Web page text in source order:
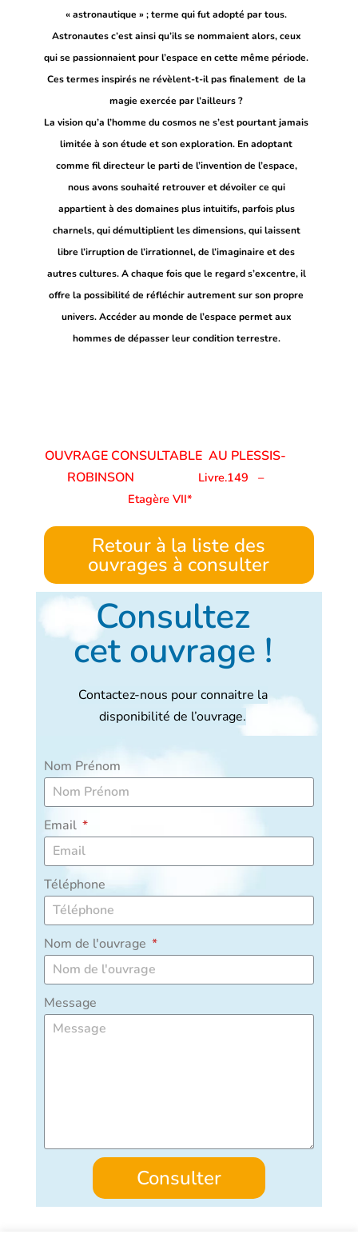
« astronautique » ; terme qui fut adopté par tous.
Astronautes c’est ainsi qu’ils se nommaient alors, ceux
qui se passionnaient pour l’espace en cette même période.
Ces termes inspirés ne révèlent-t-il pas finalement de la
magie exercée par l’ailleurs ?
La vision qu’a l’homme du cosmos ne s’est pourtant jamais
limitée à son étude et son exploration. En adoptant
comme fil directeur le parti de l’invention de l’espace,
nous avons souhaité retrouver et dévoiler ce qui
appartient à des domaines plus intuitifs, parfois plus
charnels, qui démultiplient les dimensions, qui laissent
libre l’irruption de l’irrationnel, de l’imaginaire et des
autres cultures. A chaque fois que le regard s’excentre, il
offre la possibilité de réfléchir autrement sur son propre
univers. Accéder au monde de l’espace permet aux
hommes de dépasser leur condition terrestre.
OUVRAGE CONSULTABLE AU PLESSIS-
ROBINSON
Livre.149 –
Etagère VII*
Retour à la liste des
ouvrages à consulter
Consultez
cet ouvrage !
Contactez-nous pour connaitre la
disponibilité de l’ouvrage.
Nom Prénom
Email
Téléphone
Nom de l'ouvrage
Message
Consulter